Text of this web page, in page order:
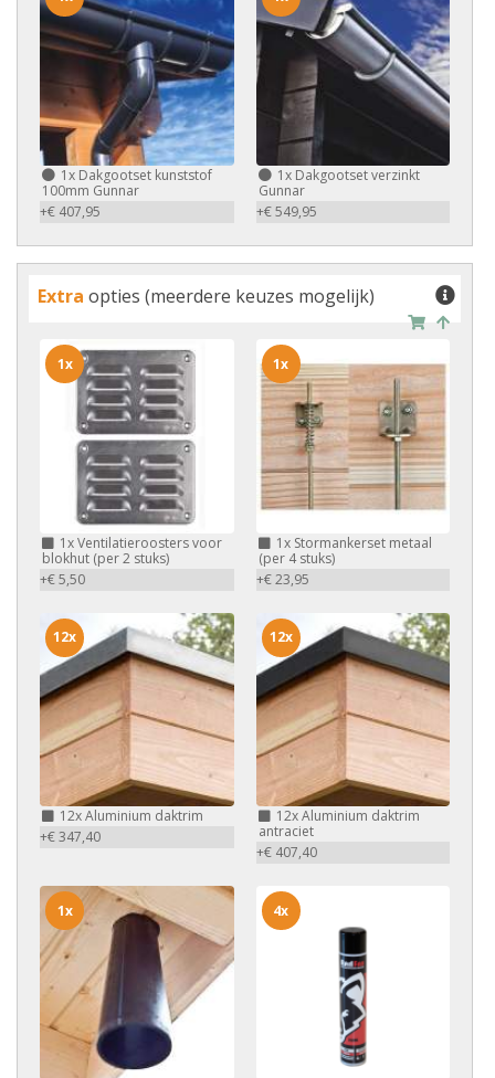
1x Dakgootset kunststof
100mm Gunnar
+€ 407,95
1xDakgootset verzinkt
Gunnar
+€ 549,95
Extra opties (meerdere keuzes mogelijk)
1xVentilatieroosters voor
blokhut (per 2 stuks)
+€ 5,50
1x
1xStormankerset metaal
(per 4 stuks)
+€ 23,95
1x
12xAluminium daktrim
+€ 347,40
12x
12xAluminium daktrim
antraciet
+€ 407,40
12x
1x 4x